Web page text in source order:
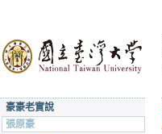
豪豪老實說
張原豪